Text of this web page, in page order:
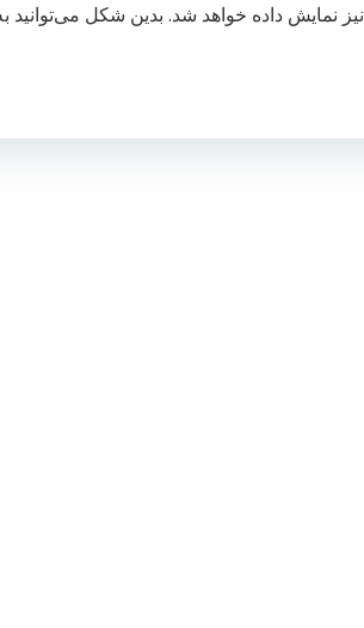
نیز نمایش داده خواهد شد. بدین شکل می‌توانید